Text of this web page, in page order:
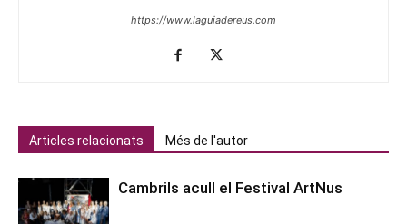
https://www.laguiadereus.com
Articles relacionats Més de l'autor
Cambrils acull el Festival ArtNus